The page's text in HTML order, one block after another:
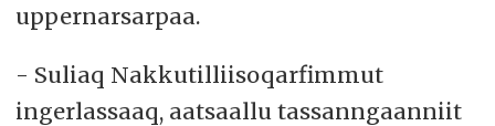
uppernarsarpaa.
- Suliaq Nakkutilliisoqarfimmut
ingerlassaaq, aatsaallu tassanngaanniit